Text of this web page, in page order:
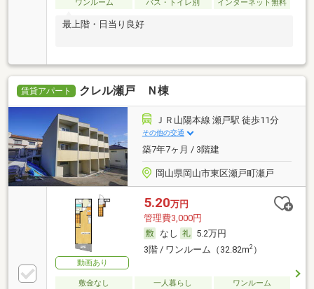
ワンルーム
バス・トイレ別 インターネット無料
最上階・日当り良好
賃貸アパート クレル瀬戸 Ｎ棟
ＪＲ山陽本線 瀬戸駅 徒歩11分
その他の交通
築7年7ヶ月 / 3階建
岡山県岡山市東区瀬戸町瀬戸
動画あり
5.20万円
管理費3,000円
なし
5.2万円
3階 / ワンルーム（32.82m2）
敷金なし 一人暮らし
ワンルーム